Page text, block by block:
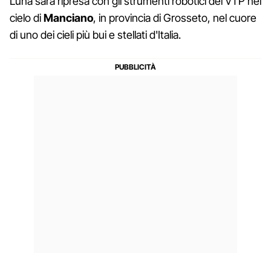
cielo diManciano, in provincia di Grosseto, nel cuore
di uno dei cieli più bui e stellati d'Italia.